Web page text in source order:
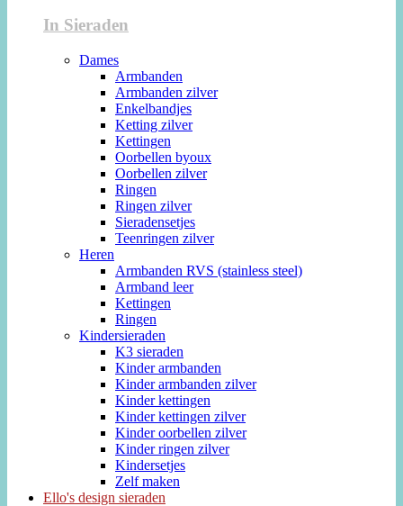
In Sieraden
Dames
Armbanden
Armbanden zilver
Enkelbandjes
Ketting zilver
Kettingen
Oorbellen byoux
Oorbellen zilver
Ringen
Ringen zilver
Sieradensetjes
Teenringen zilver
Heren
Armbanden RVS (stainless steel)
Armband leer
Kettingen
Ringen
Kindersieraden
K3 sieraden
Kinder armbanden
Kinder armbanden zilver
Kinder kettingen
Kinder kettingen zilver
Kinder oorbellen zilver
Kinder ringen zilver
Kindersetjes
Zelf maken
Ello's design sieraden